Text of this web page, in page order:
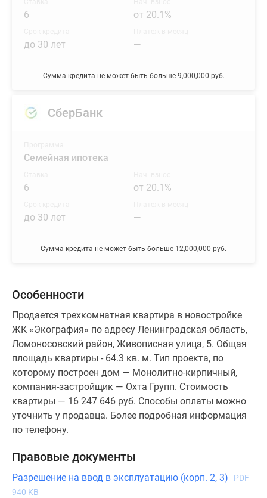
Сумма кредита не может быть больше 9,000,000 руб.
6 от 20.1%
до 30 лет —
СберБанк
Сумма кредита не может быть больше 12,000,000 руб.
Семейная ипотека
6 от 20.1%
до 30 лет —
Особенности
Продается трехкомнатная квартира в новостройке
ЖК «Экография» по адресу Ленинградская область,
Ломоносовский район, Живописная улица, 5. Общая
площадь квартиры - 64.3 кв. м. Тип проекта, по
которому построен дом — Монолитно-кирпичный,
компания-застройщик — Охта Групп. Стоимость
квартиры — 16 247 646 руб. Способы оплаты можно
уточнить у продавца. Более подробная информация
по телефону.
Правовые документы
Разрешение на ввод в эксплуатацию (корп. 2, 3)
PDF
940 KB